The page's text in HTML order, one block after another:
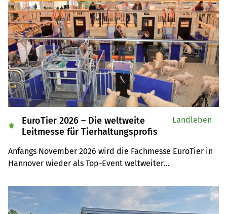
EuroTier 2026 – Die weltweite
Leitmesse für Tierhaltungsprofis
Anfangs November 2026 wird die Fachmesse EuroTier in
Hannover wieder als Top-Event weltweiter
Leserreise sind Sie selber mit dabei.
✹
Landleben